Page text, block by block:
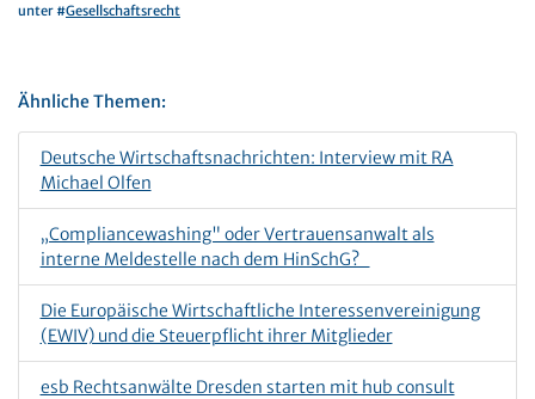
unter #Gesellschaftsrecht
Ähnliche Themen:
Deutsche Wirtschaftsnachrichten: Interview mit RA
Michael Olfen
„Compliancewashing" oder Vertrauensanwalt als
interne Meldestelle nach dem HinSchG?
Die Europäische Wirtschaftliche Interessenvereinigung
(EWIV) und die Steuerpflicht ihrer Mitglieder
esb Rechtsanwälte Dresden starten mit hub consult